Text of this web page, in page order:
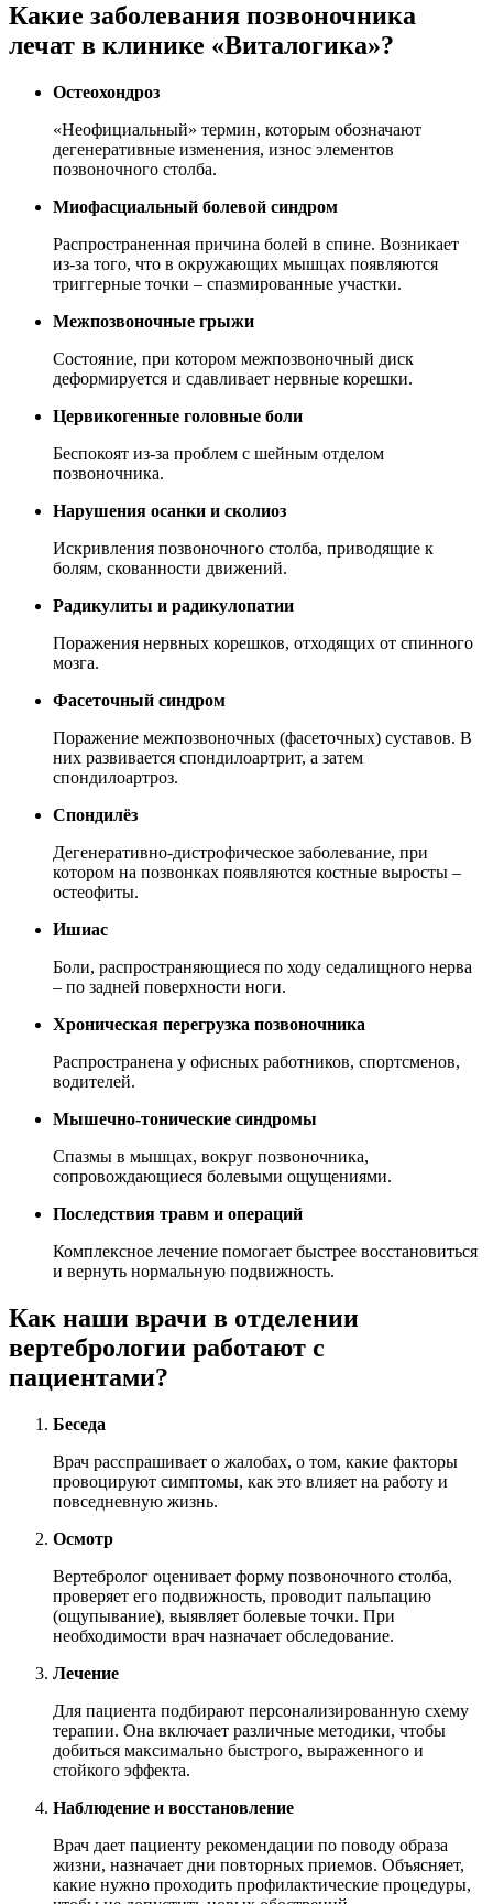
Какие заболевания позвоночника
лечат в клинике «Виталогика»?
Остеохондроз
«Неофициальный» термин, которым обозначают
дегенеративные изменения, износ элементов
позвоночного столба.
Миофасциальный болевой синдром
Распространенная причина болей в спине. Возникает
из-за того, что в окружающих мышцах появляются
триггерные точки – спазмированные участки.
Межпозвоночные грыжи
Состояние, при котором межпозвоночный диск
деформируется и сдавливает нервные корешки.
Цервикогенные головные боли
Беспокоят из-за проблем с шейным отделом
позвоночника.
Нарушения осанки и сколиоз
Искривления позвоночного столба, приводящие к
болям, скованности движений.
Радикулиты и радикулопатии
Поражения нервных корешков, отходящих от спинного
мозга.
Фасеточный синдром
Поражение межпозвоночных (фасеточных) суставов. В
них развивается спондилоартрит, а затем
спондилоартроз.
Спондилёз
Дегенеративно-дистрофическое заболевание, при
котором на позвонках появляются костные выросты –
остеофиты.
Ишиас
Боли, распространяющиеся по ходу седалищного нерва
– по задней поверхности ноги.
Хроническая перегрузка позвоночника
Распространена у офисных работников, спортсменов,
водителей.
Мышечно-тонические синдромы
Спазмы в мышцах, вокруг позвоночника,
сопровождающиеся болевыми ощущениями.
Последствия травм и операций
Комплексное лечение помогает быстрее восстановиться
и вернуть нормальную подвижность.
Как наши врачи в отделении
вертебрологии работают с
пациентами?
Беседа
Врач расспрашивает о жалобах, о том, какие факторы
провоцируют симптомы, как это влияет на работу и
повседневную жизнь.
Осмотр
Вертебролог оценивает форму позвоночного столба,
проверяет его подвижность, проводит пальпацию
(ощупывание), выявляет болевые точки. При
необходимости врач назначает обследование.
Лечение
Для пациента подбирают персонализированную схему
терапии. Она включает различные методики, чтобы
добиться максимально быстрого, выраженного и
стойкого эффекта.
Наблюдение и восстановление
Врач дает пациенту рекомендации по поводу образа
жизни, назначает дни повторных приемов. Объясняет,
какие нужно проходить профилактические процедуры,